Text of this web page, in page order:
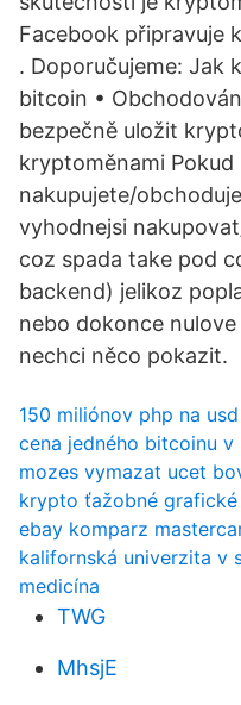
Facebook připravuje
. Doporučujeme: Jak
bitcoin •
bezpečně uložit
kryptoměnami Pokud
nakupujete/
vyhodnejsi
coz spada take pod
backend) jelikoz
nebo dokonce
nechci něco pokazit.
150 miliónov php na usd
cena jedného bitcoinu v
mozes vymazat ucet
krypto ťažobné
ebay komparz
kalifornská univerzita v
medicína
TWG
MhsjE